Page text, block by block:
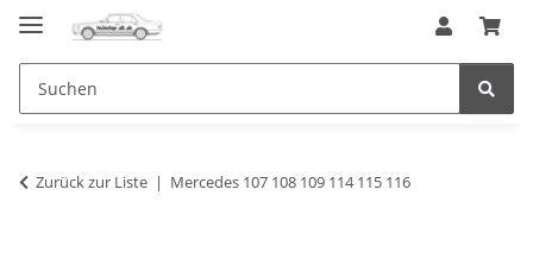
Zurück zur Liste Mercedes 107 108 109 114 115 116